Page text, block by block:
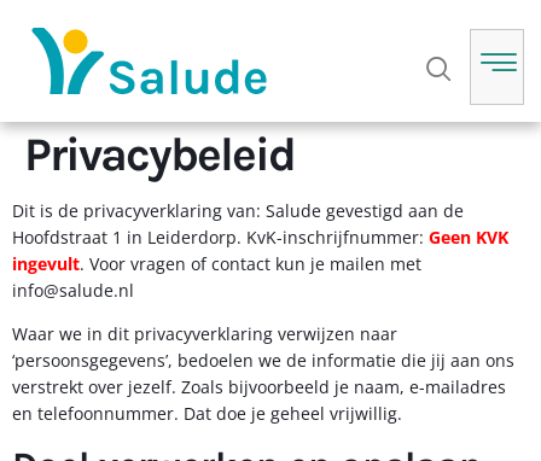
Privacybeleid
Dit is de privacyverklaring van: Salude gevestigd aan de
Hoofdstraat 1 in Leiderdorp. KvK-inschrijfnummer: Geen KVK
ingevult. Voor vragen of contact kun je mailen met
info@salude.nl
Waar we in dit privacyverklaring verwijzen naar
‘persoonsgegevens’, bedoelen we de informatie die jij aan ons
verstrekt over jezelf. Zoals bijvoorbeeld je naam, e-mailadres
en telefoonnummer. Dat doe je geheel vrijwillig.